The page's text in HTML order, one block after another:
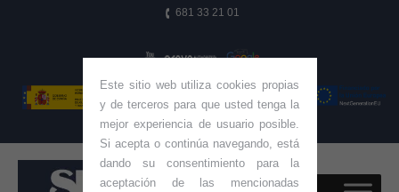
Este sitio web utiliza cookies propias
y de terceros para que usted tenga la
mejor experiencia de usuario posible.
Si acepta o continúa navegando, está
dando su consentimiento para la
aceptación de las mencionadas
681 33 21 01